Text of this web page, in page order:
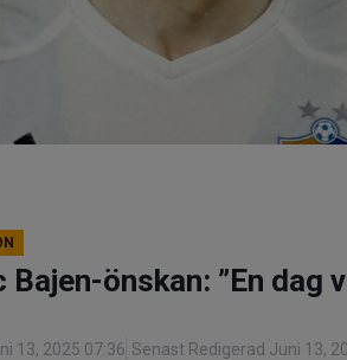
Bajen-önskan: ”En dag
13, 2025 07:36 Senast Redigerad Juni 13,